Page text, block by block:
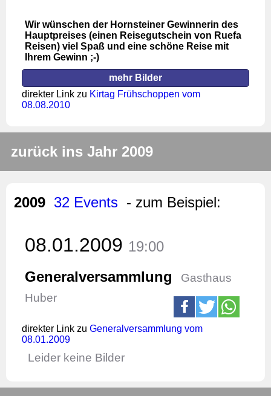
Wir wünschen der Hornsteiner Gewinnerin des
Hauptpreises (einen Reisegutschein von Ruefa
Reisen) viel Spaß und eine schöne Reise mit
Ihrem Gewinn ;-)
mehr Bilder
direkter Link zu Kirtag Frühschoppen vom
08.08.2010
zurück ins Jahr 2009
2009 32 Events - zum Beispiel:
08.01.2009 19:00
Generalversammlung
Gasthaus
Huber
direkter Link zu Generalversammlung vom
08.01.2009
Leider keine Bilder